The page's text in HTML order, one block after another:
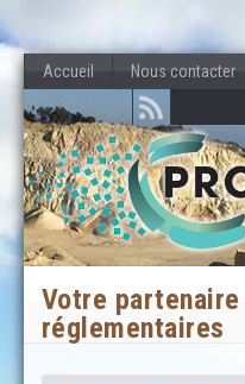
Accueil
Nous contacter
Votre partenaire
réglementaires
DOMAINE